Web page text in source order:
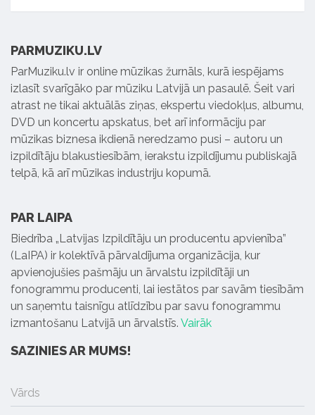
PARMUZIKU.LV
ParMuziku.lv ir online mūzikas žurnāls, kurā iespējams
izlasīt svarīgāko par mūziku Latvijā un pasaulē. Šeit vari
atrast ne tikai aktuālās ziņas, ekspertu viedokļus, albumu,
DVD un koncertu apskatus, bet arī informāciju par
mūzikas biznesa ikdienā neredzamo pusi – autoru un
izpildītāju blakustiesībām, ierakstu izpildījumu publiskajā
telpā, kā arī mūzikas industriju kopumā.
PAR LAIPA
Biedrība „Latvijas Izpildītāju un producentu apvienība”
(LaIPA) ir kolektīvā pārvaldījuma organizācija, kur
apvienojušies pašmāju un ārvalstu izpildītāji un
fonogrammu producenti, lai iestātos par savām tiesībām
un saņemtu taisnīgu atlīdzību par savu fonogrammu
izmantošanu Latvijā un ārvalstīs. Vairāk
SAZINIES AR MUMS!
Vārds